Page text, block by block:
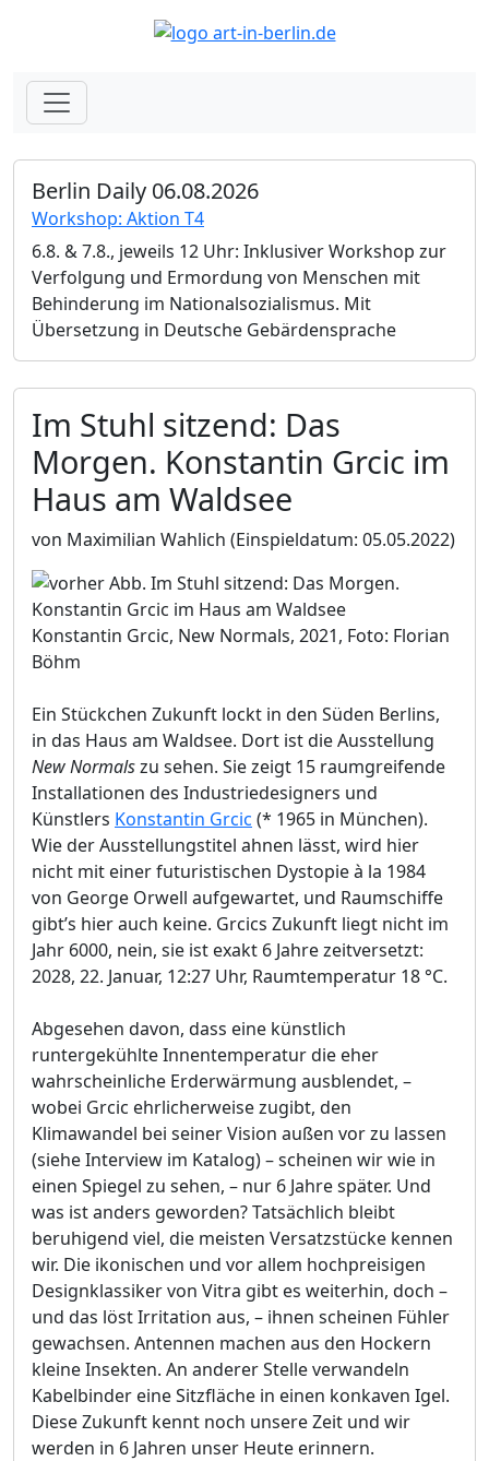
Berlin Daily 06.08.2026
Workshop: Aktion T4
6.8. & 7.8., jeweils 12 Uhr: Inklusiver Workshop zur
Verfolgung und Ermordung von Menschen mit
Behinderung im Nationalsozialismus. Mit
Übersetzung in Deutsche Gebärdensprache
Im Stuhl sitzend: Das
Morgen. Konstantin Grcic im
Haus am Waldsee
von Maximilian Wahlich (Einspieldatum: 05.05.2022)
Konstantin Grcic, New Normals, 2021, Foto: Florian
Böhm
Ein Stückchen Zukunft lockt in den Süden Berlins,
in das Haus am Waldsee. Dort ist die Ausstellung
New Normalszu sehen. Sie zeigt 15 raumgreifende
Installationen des Industriedesigners und
Künstlers Konstantin Grcic (* 1965 in München).
Wie der Ausstellungstitel ahnen lässt, wird hier
nicht mit einer futuristischen Dystopie à la 1984
von George Orwell aufgewartet, und Raumschiffe
gibt’s hier auch keine. Grcics Zukunft liegt nicht im
Jahr 6000, nein, sie ist exakt 6 Jahre zeitversetzt:
2028, 22. Januar, 12:27 Uhr, Raumtemperatur 18 °C.
Abgesehen davon, dass eine künstlich
runtergekühlte Innentemperatur die eher
wahrscheinliche Erderwärmung ausblendet, –
wobei Grcic ehrlicherweise zugibt, den
Klimawandel bei seiner Vision außen vor zu lassen
(siehe Interview im Katalog) – scheinen wir wie in
einen Spiegel zu sehen, – nur 6 Jahre später. Und
was ist anders geworden? Tatsächlich bleibt
beruhigend viel, die meisten Versatzstücke kennen
wir. Die ikonischen und vor allem hochpreisigen
Designklassiker von Vitra gibt es weiterhin, doch –
und das löst Irritation aus, – ihnen scheinen Fühler
gewachsen. Antennen machen aus den Hockern
kleine Insekten. An anderer Stelle verwandeln
Kabelbinder eine Sitzfläche in einen konkaven Igel.
Diese Zukunft kennt noch unsere Zeit und wir
werden in 6 Jahren unser Heute erinnern.